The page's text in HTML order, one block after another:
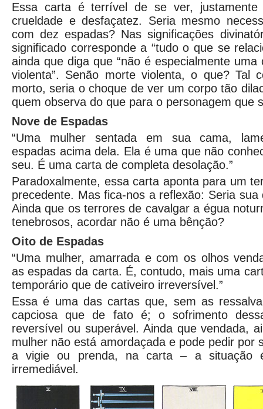
Essa carta é terrível de se ver,
crueldade e desfaçatez. Seria mesmo
com dez espadas? Nas significações
significado corresponde a “tudo o que se
ainda que diga que “não é especialmente
violenta”. Senão morte violenta, o que? Tal
morto, seria o choque de ver um corpo tão
quem observa do que para o personagem que
Nove de Espadas
“Uma mulher sentada em sua cama,
espadas acima dela. Ela é uma que não
seu. É uma carta de completa desolação.”
Paradoxalmente, essa carta aponta para um
precedente. Mas fica-nos a reflexão: Seria
Ainda que os terrores de cavalgar a égua
tenebrosos, acordar não é uma bênção?
Oito de Espadas
“Uma mulher, amarrada e com os olhos
as espadas da carta. É, contudo, mais uma
temporário que de cativeiro irreversível.”
Essa é uma das cartas que, sem as
capciosa que de fato é; o sofrimento
reversível ou superável. Ainda que vendada,
mulher não está amordaçada e pode pedir por
a vigie ou prenda, na carta – a situação
irremediável.